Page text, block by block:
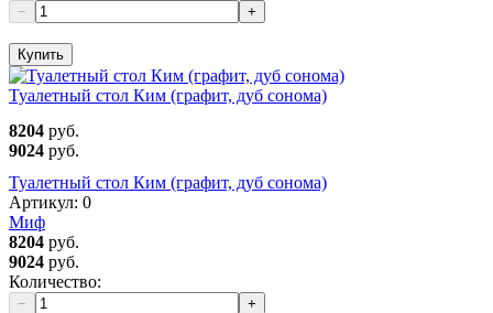
− +
Купить
Туалетный стол Ким (графит, дуб сонома)
8204 руб.
9024 руб.
Туалетный стол Ким (графит, дуб сонома)
Артикул: 0
Миф
8204 руб.
9024 руб.
Количество:
− +